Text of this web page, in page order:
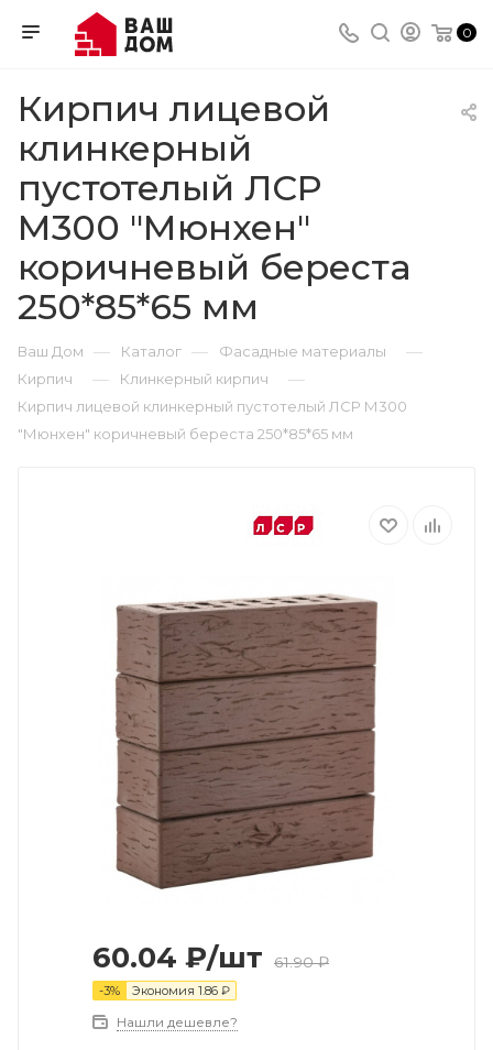
0
Кирпич лицевой
клинкерный
пустотелый ЛСР
М300 "Мюнхен"
коричневый береста
250*85*65 мм
Ваш Дом — Каталог — Фасадные материалы —
Кирпич — Клинкерный кирпич —
Кирпич лицевой клинкерный пустотелый ЛСР М300
"Мюнхен" коричневый береста 250*85*65 мм
60.04 ₽/шт 61.90₽
-3% Экономия 1.86 ₽
Нашли дешевле?